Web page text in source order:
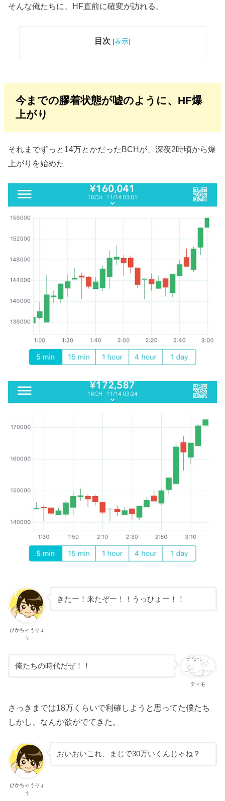
そんな俺たちに、HF直前に確変が訪れる。
目次 [表示]
今までの膠着状態が嘘のように、HF爆
上がり
それまでずっと14万とかだったBCHが、深夜2時頃から爆
上がりを始めた
ぴかちゃうりょ
う
きたー！来たぞー！！うっひょー！！
ティモ
俺たちの時代だぜ！！
さっきまでは18万くらいで利確しようと思ってた僕たち
しかし、なんか欲がでてきた。
ぴかちゃうりょ
う
おいおいこれ、まじで30万いくんじゃね？